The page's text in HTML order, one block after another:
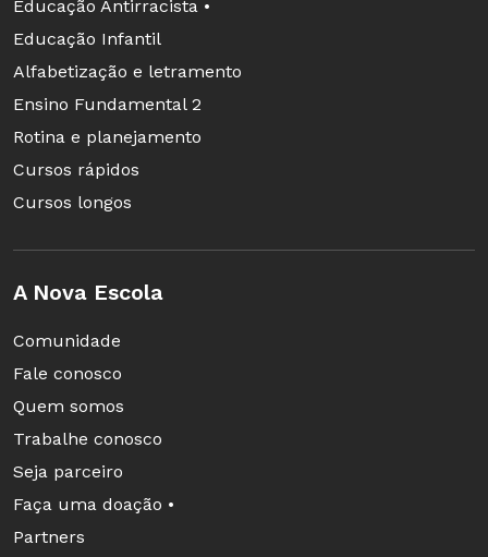
sobre a nossa cultura e o nosso modo de viver.
Foi uma aula bem cultural.
Educação Antirracista •
Educação Infantil
Alfabetização e letramento
Ensino Fundamental 2
Rotina e planejamento
Cursos rápidos
Cursos longos
A Nova Escola
Comunidade
Fale conosco
Quem somos
Trabalhe conosco
Seja parceiro
Faça uma doação •
Partners